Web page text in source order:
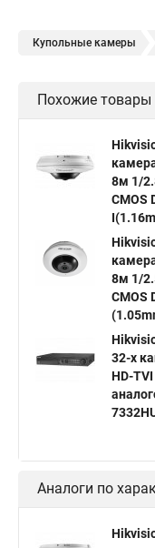
Купольные камеры
Камера
Hikvision купить
Hikvision 2 8 mm
hikvision ds 2cd2042wd
Видеокамера hikvision
Камера Hikvision ds
Похожие товары
8м 1/
CMOS
8м 1/
CMOS
32-х
HD-
Аналоги по